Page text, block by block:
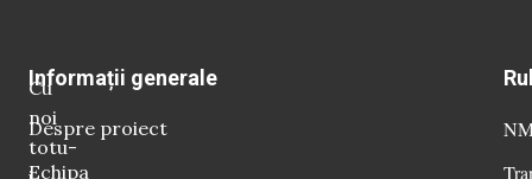
Cu
noi
totu-
Informații generale
Despre proiect
Echipa